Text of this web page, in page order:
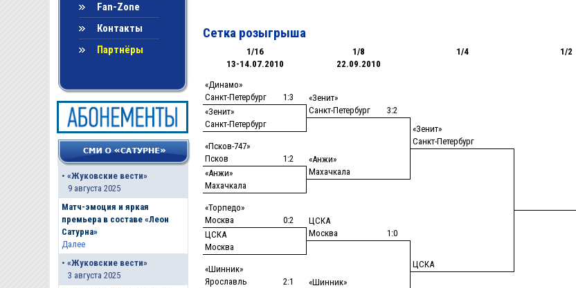
Fan-Zone
Контакты
Партнёры
• «Жуковские вести»
9 августа 2025
Матч-эмоция и яркая
премьера в составе «Леон
Сатурна»
Далее
• «Жуковские вести»
3 августа 2025
Сетка розыгрыша
1/16 1/8 1/4 1/2
13-14.07.2010
22.09.2010
«Динамо»
Санкт-Петербург
1:3
«Зенит»
Санкт-Петербург
3:2
«Зенит»
Санкт-Петербург
«Зенит»
Санкт-Петербург
«Анжи»
Махачкала
«Псков-747»
Псков
1:2
ЦСКА
«Анжи»
Махачкала
ЦСКА
Москва
1:0
«Торпедо»
Москва
0:2
ЦСКА
Москва
«Шинник»
«Шинник»
Ярославль
2:1